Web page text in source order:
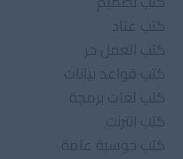
كتب عتاد
كتب العمل حر
كتب قواعد بيانات
كتب لغات برمجة
كتب انترنت
كتب حوسبة عامة